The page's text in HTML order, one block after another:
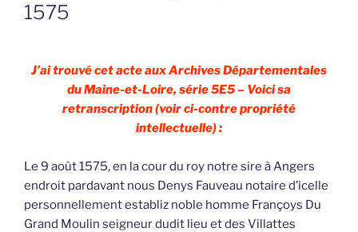
1575
J’ai trouvé cet acte aux Archives Départementales
du Maine-et-Loire, série 5E5 – Voici sa
retranscription (voir ci-contre propriété
intellectuelle) :
Le 9 août 1575, en la cour du roy notre sire à Angers
endroit pardavant nous Denys Fauveau notaire d’icelle
personnellement establiz noble homme Françoys Du
Grand Moulin seigneur dudit lieu et des Villattes